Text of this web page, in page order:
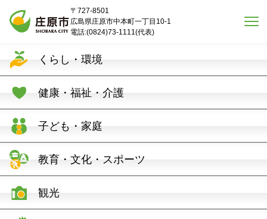
〒727-8501
広島県庄原市中本町一丁目10-1
電話:(0824)73-1111(代表)
くらし・環境
健康・福祉・介護
子ども・家庭
教育・文化・スポーツ
観光